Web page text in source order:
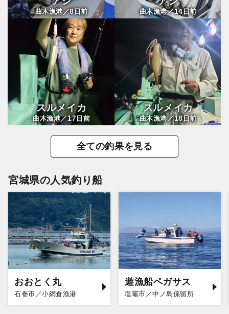
曲木漁港／8日前 曲木漁港／14日前
スルメイカ
曲木漁港／17日前
スルメイカ
曲木漁港／18日前
全ての釣果を見る
宮城県の人気釣り船
おおとく丸
石巻市／小網倉漁港
遊漁船ペガサス
塩竈市／中ノ島係留所